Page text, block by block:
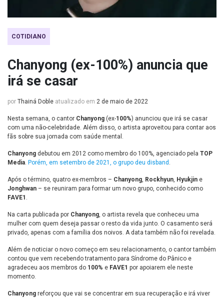
COTIDIANO
Chanyong (ex-100%) anuncia que
irá se casar
por Thainá Doble atualizado em 2 de maio de 2022
Nesta semana, o cantor Chanyong (ex-100%) anunciou que irá se casar
com uma não-celebridade. Além disso, o artista aproveitou para contar aos
fãs sobre sua jornada com saúde mental.
Chanyong debutou em 2012 como membro do 100%, agenciado pela TOP
Media Porém, em setembro de 2021, o grupo deu disband
Após o término, quatro ex-membros – Chanyong Rockhyun Hyukjin e
Jonghwan – se reuniram para formar um novo grupo, conhecido como
FAVE1
Na carta publicada por Chanyong , o artista revela que conheceu uma
mulher com quem deseja passar o resto da vida junto. O casamento será
privado, apenas com a família dos noivos. A data também não foi revelada.
Além de noticiar o novo começo em seu relacionamento, o cantor também
contou que vem recebendo tratamento para Síndrome do Pânico e
agradeceu aos membros do 100% e FAVE1 por apoiarem ele neste
momento.
Chanyong reforçou que vai se concentrar em sua recuperação e irá viver